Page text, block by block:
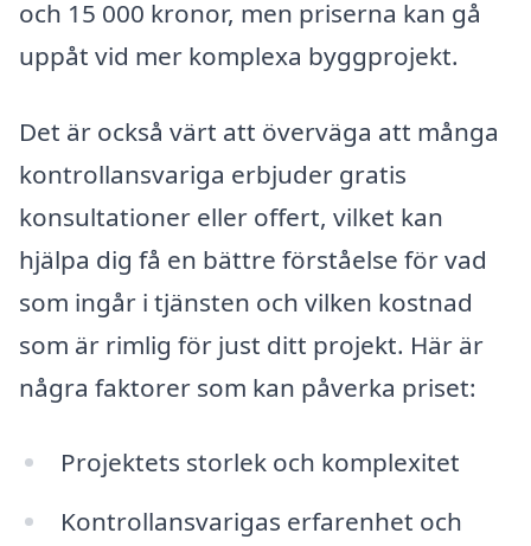
och 15 000 kronor, men priserna kan gå
uppåt vid mer komplexa byggprojekt.
Det är också värt att överväga att många
kontrollansvariga erbjuder gratis
konsultationer eller offert, vilket kan
hjälpa dig få en bättre förståelse för vad
som ingår i tjänsten och vilken kostnad
som är rimlig för just ditt projekt. Här är
några faktorer som kan påverka priset:
Projektets storlek och komplexitet
Kontrollansvarigas erfarenhet och